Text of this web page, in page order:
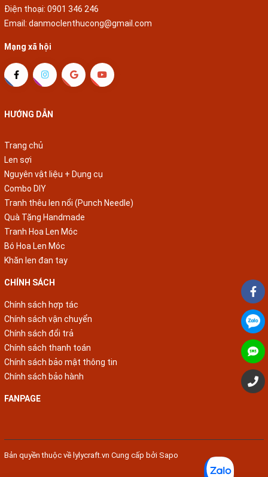
Điện thoại: 0901 346 246
Email: danmoclenthucong@gmail.com
Mạng xã hội
HƯỚNG DẪN
Trang chủ
Len sợi
Nguyên vật liệu + Dụng cụ
Combo DIY
Tranh thêu len nổi (Punch Needle)
Quà Tặng Handmade
Tranh Hoa Len Móc
Bó Hoa Len Móc
Khăn len đan tay
CHÍNH SÁCH
Chính sách hợp tác
Chính sách vận chuyển
Chính sách đổi trả
Chính sách thanh toán
Chính sách bảo mật thông tin
Chính sách bảo hành
FANPAGE
Bản quyền thuộc về lylycraft.vn Cung cấp bởi Sapo